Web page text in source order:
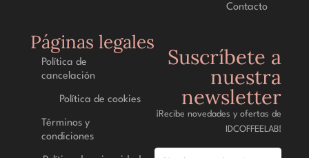
Contacto
Páginas legales
Política de
cancelación
Política de cookies
Términos y
condiciones
Suscríbete a
nuestra
newsletter
¡Recibe novedades y ofertas de
IDCOFFEELAB!